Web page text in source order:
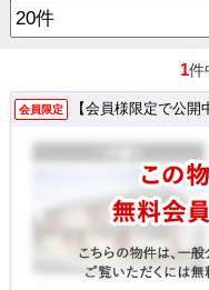
1件
会員限定 【会員様限定で公開